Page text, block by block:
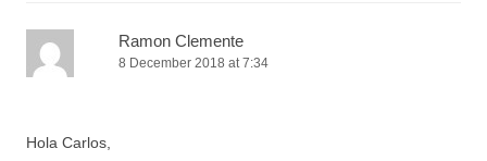
Ramon Clemente
8 December 2018 at 7:34
Hola Carlos,